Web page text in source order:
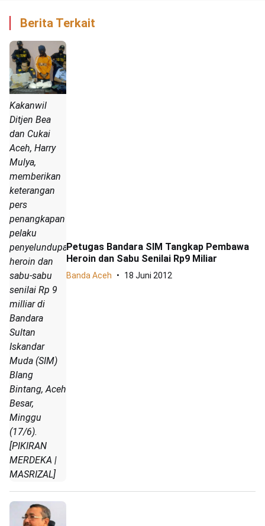
Berita Terkait
Kakanwil
Ditjen Bea
dan Cukai
Aceh, Harry
Mulya,
memberikan
keterangan
pers
penangkapan
pelaku
penyelundupan
heroin dan
sabu-sabu
senilai Rp 9
milliar di
Bandara
Sultan
Iskandar
Muda (SIM)
Blang
Bintang, Aceh
Besar,
Minggu
(17/6).
[PIKIRAN
MERDEKA |
MASRIZAL]
Petugas Bandara SIM Tangkap Pembawa
Heroin dan Sabu Senilai Rp9 Miliar
Banda Aceh 18 Juni 2012